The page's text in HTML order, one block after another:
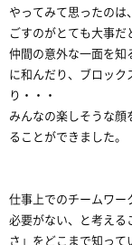
やってみて思ったのは
ごすのがとても大事だ
仲間の意外な一面を知
に和んだり、ブロック
り・・・
みんなの楽しそうな顔
ることができました。
仕事上でのチームワー
必要がない、と考える
さ」をどこまで知っ